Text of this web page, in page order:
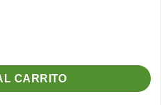
cantidad
CARRITO